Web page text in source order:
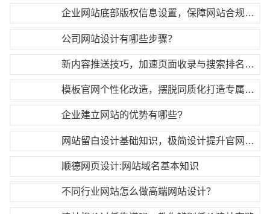
企业网站底部版权信息设置，保障网站合规合法运营
公司网站设计有哪些步骤？
新内容推送技巧，加速页面收录与搜索排名更新
模板官网个性化改造，摆脱同质化打造专属官网风格
企业建立网站的优势有哪些?
网站留白设计基础知识，极简设计提升官网高级质感
顺德网页设计:网站域名基本知识
不同行业网站怎么做高端网站设计？